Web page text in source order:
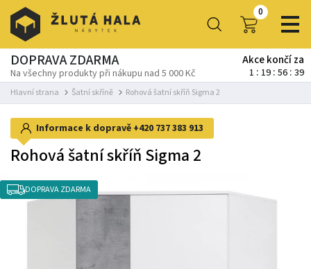
0
DOPRAVA ZDARMA
Na všechny produkty při nákupu nad 5 000 Kč
Akce končí za
1 19 56 38
Hlavní strana Šatní skříně Rohová šatní skříň Sigma 2
Informace k dopravě +420 737 383 913
Rohová šatní skříň Sigma 2
DOPRAVA ZDARMA